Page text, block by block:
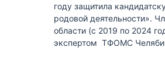
году защитила
родовой деятельности».
области (с 2019 по 2024
экспертом ТФОМС